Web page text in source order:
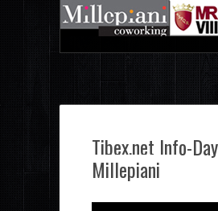
Tibex.net Info-
Millepiani